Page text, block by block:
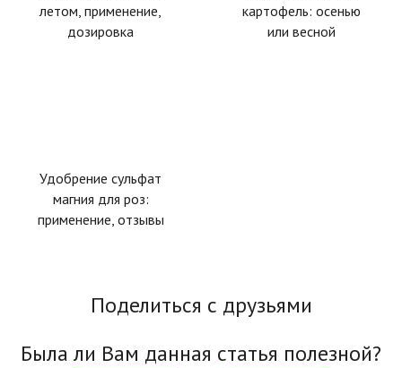
летом, применение,
дозировка
картофель: осенью
или весной
Удобрение сульфат
магния для роз:
применение, отзывы
Была ли Вам данная статья полезной?
Поделиться с друзьями